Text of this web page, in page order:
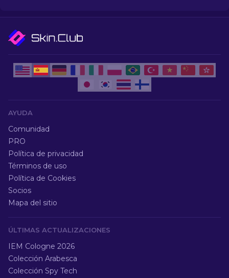
AYUDA
Comunidad
PRO
Política de privacidad
Términos de uso
Política de Cookies
Socios
Mapa del sitio
ÚLTIMAS ACTUALIZACIONES
IEM Cologne 2026
Colección Arabesca
Colección Spy Tech